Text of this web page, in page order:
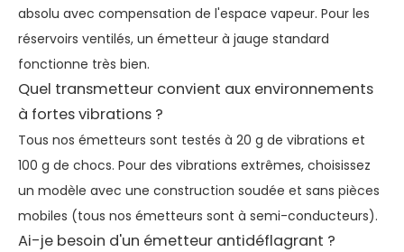
absolu avec compensation de l'espace vapeur. Pour les
réservoirs ventilés, un émetteur à jauge standard
fonctionne très bien.
Quel transmetteur convient aux environnements
à fortes vibrations ?
Tous nos émetteurs sont testés à 20 g de vibrations et
100 g de chocs. Pour des vibrations extrêmes, choisissez
un modèle avec une construction soudée et sans pièces
mobiles (tous nos émetteurs sont à semi-conducteurs).
Ai-je besoin d'un émetteur antidéflagrant ?